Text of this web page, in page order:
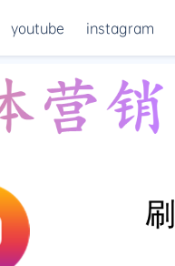
youtube instagram